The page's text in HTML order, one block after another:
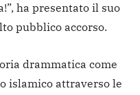
ha presentato il suo
pubblico accorso.
drammatica come
islamico attraverso le